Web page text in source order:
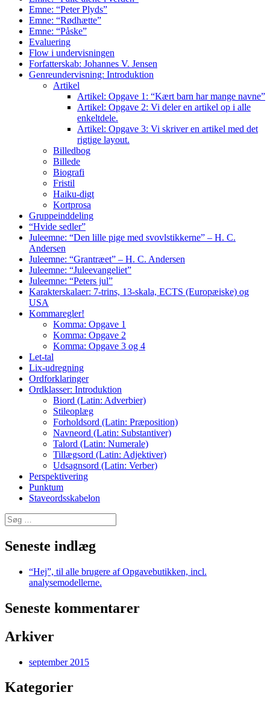
Emne: “Peter Plyds”
Emne: “Rødhætte”
Emne: “Påske”
Evaluering
Flow i undervisningen
Forfatterskab: Johannes V. Jensen
Genreundervisning: Introduktion
Artikel
Artikel: Opgave 1: “Kært barn har mange navne”
Artikel: Opgave 2: Vi deler en artikel op i alle
enkeltdele.
Artikel: Opgave 3: Vi skriver en artikel med det
rigtige layout.
Billedbog
Billede
Biografi
Fristil
Haiku-digt
Kortprosa
Gruppeinddeling
“Hvide sedler”
Juleemne: “Den lille pige med svovlstikkerne” – H. C.
Andersen
Juleemne: “Grantræet” – H. C. Andersen
Juleemne: “Juleevangeliet”
Juleemne: “Peters jul”
Karakterskalaer: 7-trins, 13-skala, ECTS (Europæiske) og
USA
Kommaregler!
Komma: Opgave 1
Komma: Opgave 2
Komma: Opgave 3 og 4
Let-tal
Lix-udregning
Ordforklaringer
Ordklasser: Introduktion
Biord (Latin: Adverbier)
Stileoplæg
Forholdsord (Latin: Præposition)
Navneord (Latin: Substantiver)
Talord (Latin: Numerale)
Tillægsord (Latin: Adjektiver)
Udsagnsord (Latin: Verber)
Perspektivering
Punktum
Staveordsskabelon
Søg
efter:
Seneste indlæg
“Hej”, til alle brugere af Opgavebutikken, incl.
analysemodellerne.
Seneste kommentarer
Arkiver
september 2015
Kategorier